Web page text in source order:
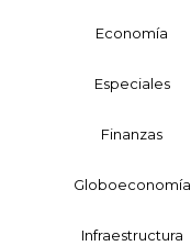
Economía
Especiales
Finanzas
Globoeconomía
Infraestructura